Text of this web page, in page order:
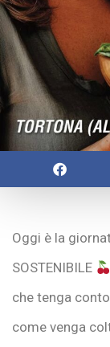
Oggi è la
SOSTENIBILE
che tenga
come venga